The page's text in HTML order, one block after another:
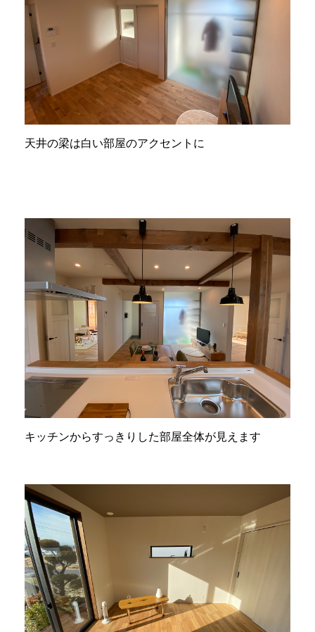
天井の梁は白い部屋のアクセントに
キッチンからすっきりした部屋全体が見えます